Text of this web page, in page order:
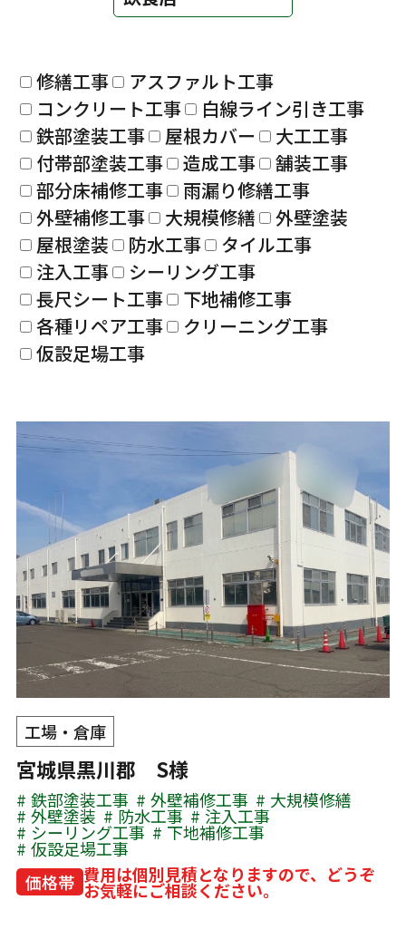
修繕工事
アスファルト工事
コンクリート工事
白線ライン引き工事
鉄部塗装工事
屋根カバー
大工工事
付帯部塗装工事
造成工事
舗装工事
部分床補修工事
雨漏り修繕工事
外壁補修工事
大規模修繕
外壁塗装
屋根塗装
防水工事
タイル工事
注入工事
シーリング工事
長尺シート工事
下地補修工事
各種リペア工事
クリーニング工事
仮設足場工事
工場・倉庫
宮城県黒川郡 S様
鉄部塗装工事 外壁補修工事 大規模修繕
外壁塗装 防水工事 注入工事
シーリング工事 下地補修工事
仮設足場工事
価格帯 費用は個別見積となりますので、どうぞ
お気軽にご相談ください。